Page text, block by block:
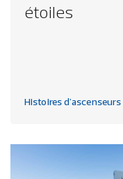
étoiles
Histoires d'ascenseurs